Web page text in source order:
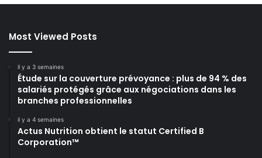
Most Viewed Posts
il y a 3 semaines
Étude sur la couverture prévoyance : plus de 94 % des
salariés protégés grâce aux négociations dans les
branches professionnelles
il y a 4 semaines
Actus Nutrition obtient le statut Certified B
Corporation™